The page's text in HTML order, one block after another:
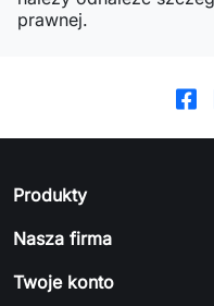
prawnej.
Produkty
Nasza firma
Twoje konto